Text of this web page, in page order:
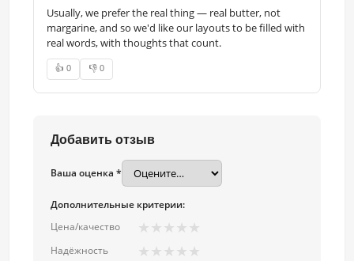
Usually, we prefer the real thing — real butter, not
margarine, and so we'd like our layouts to be filled with
real words, with thoughts that count.
👍 0 👎 0
Добавить отзыв
Ваша оценка *
Дополнительные критерии:
Цена/качество
★ ★ ★ ★ ★
Надёжность ★ ★ ★ ★ ★